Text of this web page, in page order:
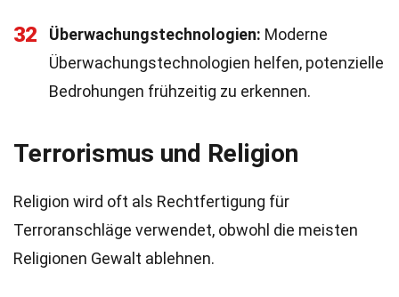
32 Überwachungstechnologien: Moderne
Überwachungstechnologien helfen, potenzielle
Bedrohungen frühzeitig zu erkennen.
Terrorismus und Religion
Religion wird oft als Rechtfertigung für
Terroranschläge verwendet, obwohl die meisten
Religionen Gewalt ablehnen.